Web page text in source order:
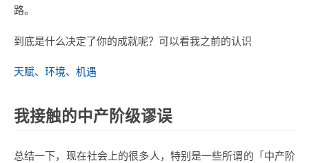
路。
到底是什么决定了你的成就呢？可以看我之前的认识
天赋、环境、机遇
我接触的中产阶级谬误
总结一下，现在社会上的很多人，特别是一些所谓的「中产阶